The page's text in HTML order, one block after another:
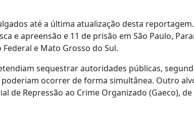
até a última atualização desta
e apreensão e 11 de prisão em São Paulo,
e Mato Grosso do Sul.
sequestrar autoridades públicas,
ocorrer de forma simultânea. Outro
de Repressão ao Crime Organizado (Gaeco),